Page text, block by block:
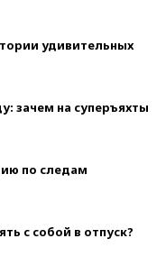
удивительных
зачем на суперъяхты
по следам
с собой в отпуск?